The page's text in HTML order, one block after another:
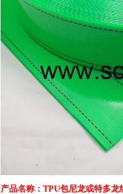
产品名称：TPU包尼龙或特多龙